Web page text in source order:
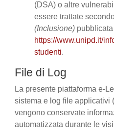
(DSA) o altre
essere trattate secondo
(Inclusione)
https://www.unipd.it/
studenti.
File di Log
La presente piattaforma e-
sistema e log file applicativi
vengono conservate
automatizzata durante le